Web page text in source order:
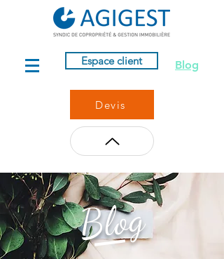
Espace client Blog
Devis
Blog